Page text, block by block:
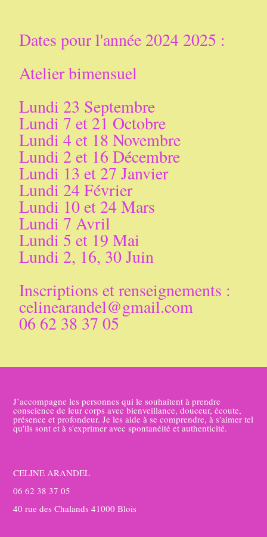
Dates pour l'année 2024 2025 :
Atelier bimensuel
Lundi 23 Septembre
Lundi 7 et 21 Octobre
Lundi 4 et 18 Novembre
Lundi 2 et 16 Décembre
Lundi 13 et 27 Janvier
Lundi 24 Février
Lundi 10 et 24 Mars
Lundi 7 Avril
Lundi 5 et 19 Mai
Lundi 2, 16, 30 Juin
Inscriptions et renseignements :
celinearandel@gmail.com
06 62 38 37 05
J’accompagne les personnes qui le souhaitent à prendre
conscience de leur corps avec bienveillance, douceur, écoute,
présence et profondeur. Je les aide à se comprendre, à s'aimer tel
qu'ils sont et à s'exprimer avec spontanéité et authenticité.
CELINE ARANDEL
06 62 38 37 05
40 rue des Chalands 41000 Blois